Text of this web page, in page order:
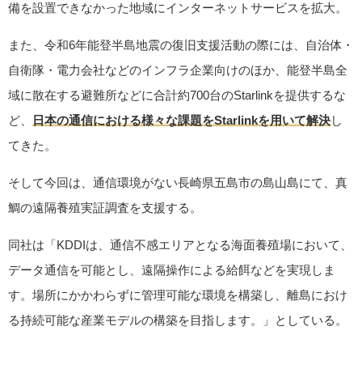
備を設置できなかった地域にインターネットサービスを拡大。
また、令和6年能登半島地震の復旧支援活動の際には、自治体・
自衛隊・電力会社などのインフラ企業向けのほか、能登半島全
域に散在する避難所などに合計約700台のStarlinkを提供するな
ど、 日本の通信における様々な課題をStarlinkを用いて解決 し
てきた。
そして今回は、通信環境がない長崎県五島市の島山島にて、真
鯛の遠隔養殖実証調査を支援する。
同社は「KDDIは、通信不感エリアとなる海面養殖場において、
データ通信を可能とし、遠隔操作による給餌などを実現しま
す。場所にかかわらずに管理可能な環境を構築し、離島におけ
る持続可能な産業モデルの構築を目指します。」としている。